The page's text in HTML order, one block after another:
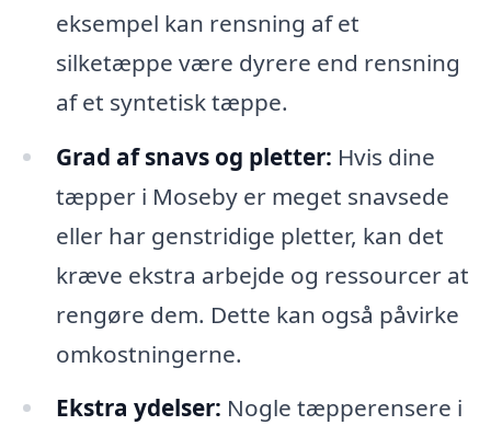
eksempel kan rensning af et
silketæppe være dyrere end rensning
af et syntetisk tæppe.
Grad af snavs og pletter: Hvis dine
tæpper i Moseby er meget snavsede
eller har genstridige pletter, kan det
kræve ekstra arbejde og ressourcer at
rengøre dem. Dette kan også påvirke
omkostningerne.
Ekstra ydelser: Nogle tæpperensere i